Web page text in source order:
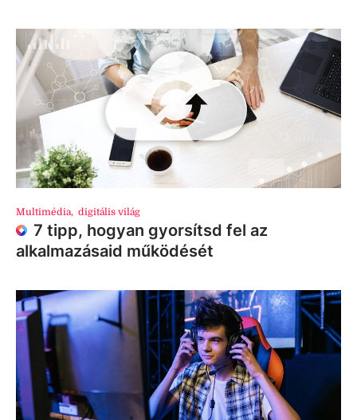
Multimédia, digitális világ
7 tipp, hogyan gyorsítsd fel az
alkalmazásaid működését